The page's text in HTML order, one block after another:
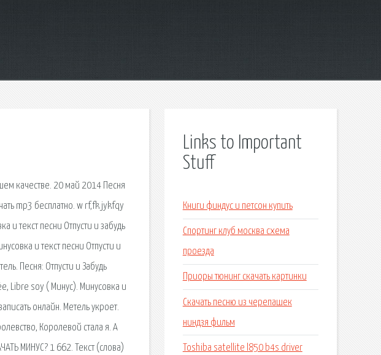
качестве. 20 май 2014 Песня
mp3 бесплатно. w rf,fk jykfqy
и текст песни Отпусти и забудь
и текст песни Отпусти и
Песня: Отпусти и Забудь
Libre soy ( Минус). Минусовка и
онлайн. Метель укроет.
Королевой стала я. А
МИНУС? 1 662. Текст (слова)
Links to Important
Stuff
Книги финдус и петсон купить
Спортинг клуб москва схема
проезда
Приоры тюнинг скачать картинки
Скачать песню из черепашек
ниндзя фильм
Toshiba satellite l850 b4s driver